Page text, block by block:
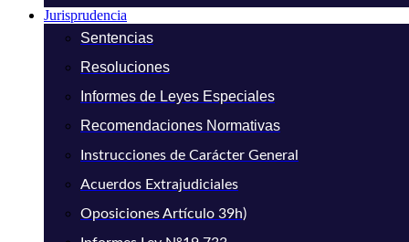
Jurisprudencia
Sentencias
Resoluciones
Informes de Leyes Especiales
Recomendaciones Normativas
Instrucciones de Carácter General
Acuerdos Extrajudiciales
Oposiciones Artículo 39h)